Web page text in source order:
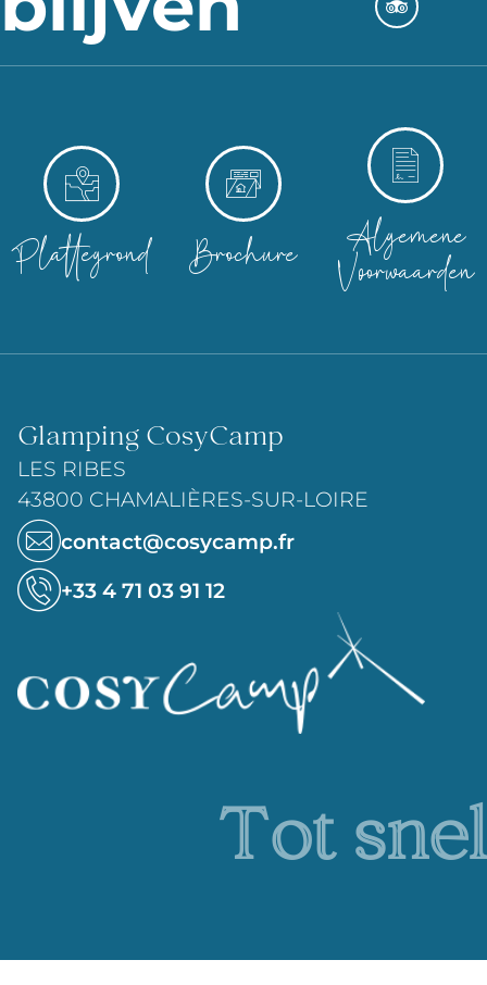
Plattegrond Brochure Algemene
Voorwaarden
Glamping CosyCamp
LES RIBES
43800 CHAMALIÈRES-SUR-LOIRE
contact@cosycamp.fr
+33 4 71 03 91 12
Tot snel